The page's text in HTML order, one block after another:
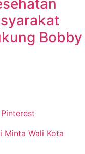
Bobby
Pinterest